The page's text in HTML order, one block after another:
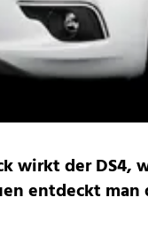
wirkt der DS4,
entdeckt